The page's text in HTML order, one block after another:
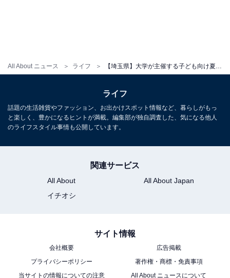
All About ニュース ライフ
ライフ
話題の生活雑貨やファッション、お出かけスポット情報など、暮らしがもっ
と楽しく、豊かになるヒントが満載。編集部が独自調査した、気になる他人
のライフスタイル事情も公開しています。
関連サービス
All About
All About Japan
イチオシ
サイト情報
会社概要
広告掲載
プライバシーポリシー
著作権・商標・免責事項
当サイトの情報についての注意
All About ニュースについて